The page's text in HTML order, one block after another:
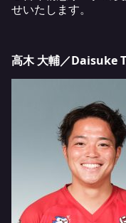
せいたします。
高木 大輔／Daisuke